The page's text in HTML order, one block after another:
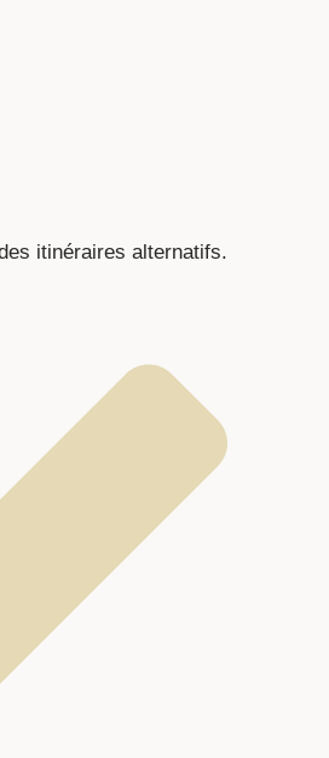
itinéraires alternatifs.